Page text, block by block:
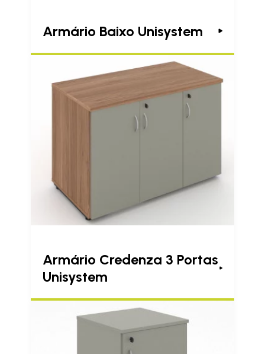
Armário Baixo Unisystem
Armário Credenza 3 Portas
Unisystem